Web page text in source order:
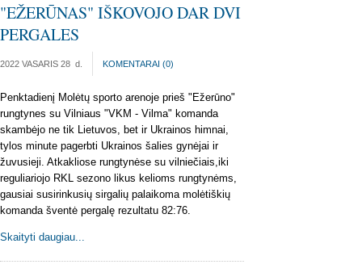
"EŽERŪNAS" IŠKOVOJO DAR DVI
PERGALES
2022 VASARIS 28 d. KOMENTARAI (0)
Penktadienį Molėtų sporto arenoje prieš "Ežerūno"
rungtynes su Vilniaus "VKM - Vilma" komanda
skambėjo ne tik Lietuvos, bet ir Ukrainos himnai,
tylos minute pagerbti Ukrainos šalies gynėjai ir
žuvusieji. Atkakliose rungtynėse su vilniečiais,iki
reguliariojo RKL sezono likus kelioms rungtynėms,
gausiai susirinkusių sirgalių palaikoma molėtiškių
komanda šventė pergalę rezultatu 82:76.
Skaityti daugiau...